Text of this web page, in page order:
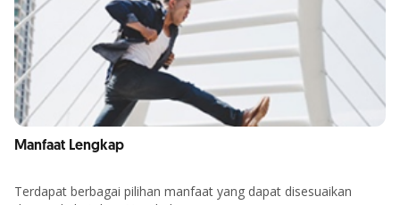
Manfaat Lengkap
Terdapat berbagai pilihan manfaat yang dapat disesuaikan